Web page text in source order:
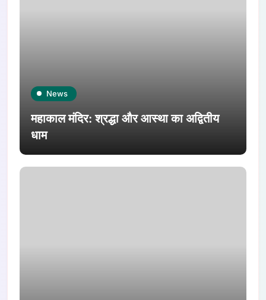
News
महाकाल मंदिर: श्रद्धा और आस्था का अद्वितीय
धाम